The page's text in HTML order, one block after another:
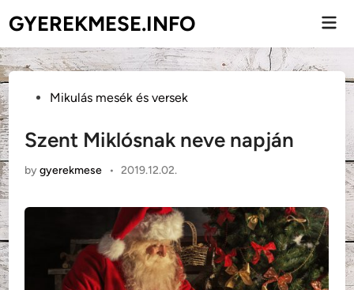
to
content
GYEREKMESE.INFO
PostedMikulás mesék és versek
Szent Miklósnak neve napján
bygyerekmese • 2019.12.02.